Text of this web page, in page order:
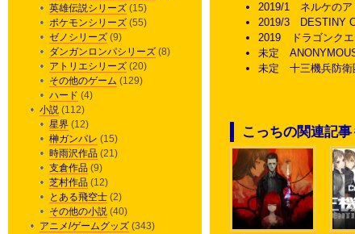
2019/1 ネルケの
2019/3 DESTINY
2019 ドラゴンク
未定
未定 十三機兵防衛
こっちの関連記
英雄伝説シリーズ (15)
ポケモンシリーズ (55)
ゼノシリーズ (9)
ダンガンロンパシリーズ (8)
アトリエシリーズ (20)
その他のゲーム (129)
ハード (4)
小説 (112)
星界 (12)
榊ガンパレ (15)
時雨沢作品 (21)
支倉作品 (9)
芝村作品 (12)
とある飛空士 (2)
その他の小説 (40)
アニメ/ゲームグッズ (343)